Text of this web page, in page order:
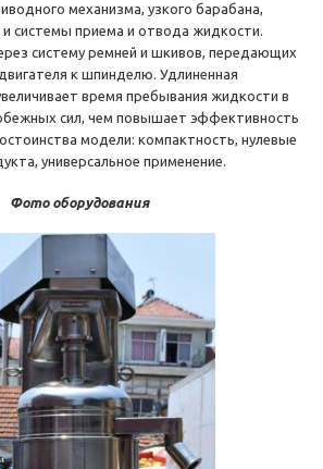
механизма, узкого барабана,
системы приема и отвода жидкости.
систему ремней и шкивов, передающих
к шпинделю. Удлиненная
время пребывания жидкости в
сил, чем повышает эффективность
модели: компактность, нулевые
универсальное применение.
Фото оборудования